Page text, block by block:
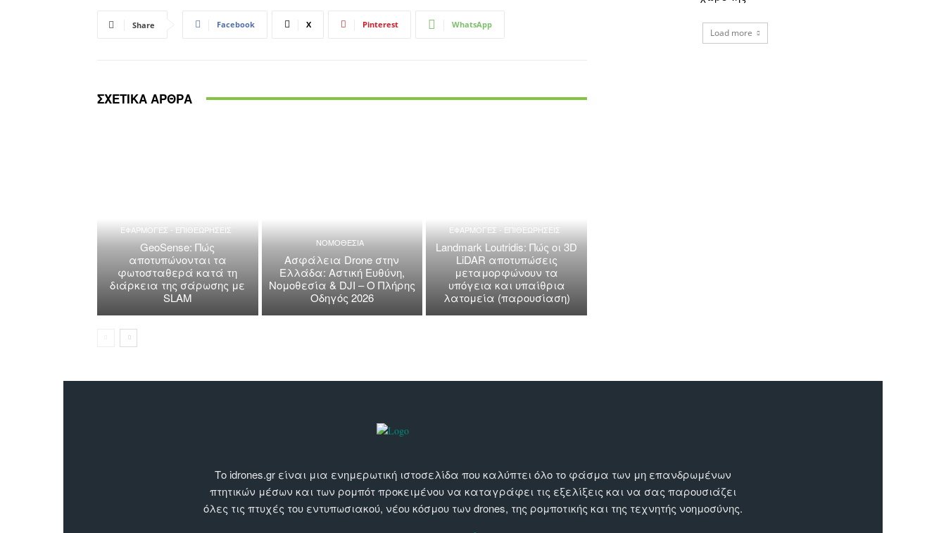
Share Facebook X Pinterest WhatsApp
ΣΧΕΤΙΚΑ ΑΡΘΡΑ
ΕΦΑΡΜΟΓΕΣ - ΕΠΙΘΕΩΡΗΣΕΙΣ
GeoSense: Πώς
αποτυπώνονται τα
φωτοσταθερά κατά τη
διάρκεια της σάρωσης με
SLAM
ΝΟΜΟΘΕΣΙΑ
Ασφάλεια Drone στην
Ελλάδα: Αστική Ευθύνη,
Νομοθεσία & DJI – Ο Πλήρης
Οδηγός 2026
ΕΦΑΡΜΟΓΕΣ - ΕΠΙΘΕΩΡΗΣΕΙΣ
Landmark Loutridis: Πώς οι 3D
LiDAR αποτυπώσεις
μεταμορφώνουν τα
υπόγεια και υπαίθρια
λατομεία (παρουσίαση)
Load more
Το idrones.gr είναι μια ενημερωτική ιστοσελίδα που καλύπτει όλο το φάσμα των μη επανδρωμένων
πτητικών μέσων και των ρομπότ προκειμένου να καταγράφει τις εξελίξεις και να σας παρουσιάζει
όλες τις πτυχές του εντυπωσιακού, νέου κόσμου των drones, της ρομποτικής και της τεχνητής νοημοσύνης.